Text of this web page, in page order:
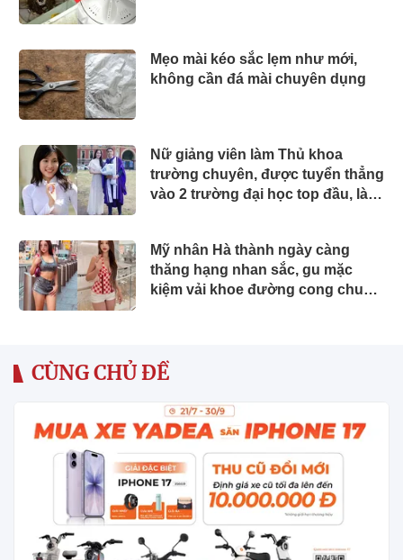
Mẹo mài kéo sắc lẹm như mới,
không cần đá mài chuyên dụng
Nữ giảng viên làm Thủ khoa
trường chuyên, được tuyển thẳng
vào 2 trường đại học top đầu, là Á
Mỹ nhân Hà thành ngày càng
thăng hạng nhan sắc, gu mặc
kiệm vải khoe đường cong chuẩn
CÙNG CHỦ ĐỀ